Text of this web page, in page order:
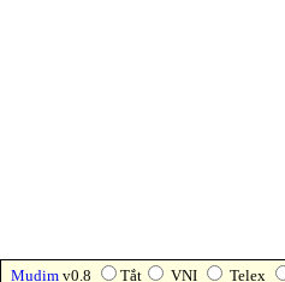
Mudim v0.8 Tắt VNI Telex